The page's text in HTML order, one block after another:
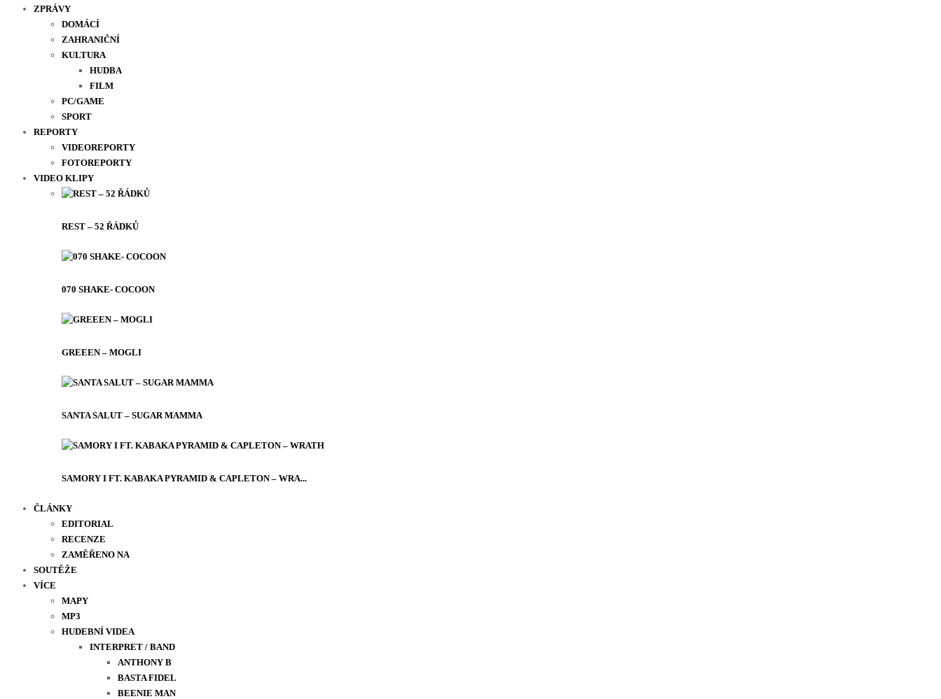
ZPRÁVY
DOMÁCÍ
ZAHRANIČNÍ
KULTURA
HUDBA
FILM
PC/GAME
SPORT
REPORTY
VIDEOREPORTY
FOTOREPORTY
VIDEO KLIPY
REST – 52 ŘÁDKŮ
070 SHAKE- COCOON
GREEEN – MOGLI
SANTA SALUT – SUGAR MAMMA
SAMORY I FT. KABAKA PYRAMID & CAPLETON – WRA...
ČLÁNKY
EDITORIAL
RECENZE
ZAMĚŘENO NA
SOUTĚŽE
VÍCE
MAPY
MP3
HUDEBNÍ VIDEA
INTERPRET / BAND
ANTHONY B
BASTA FIDEL
BEENIE MAN